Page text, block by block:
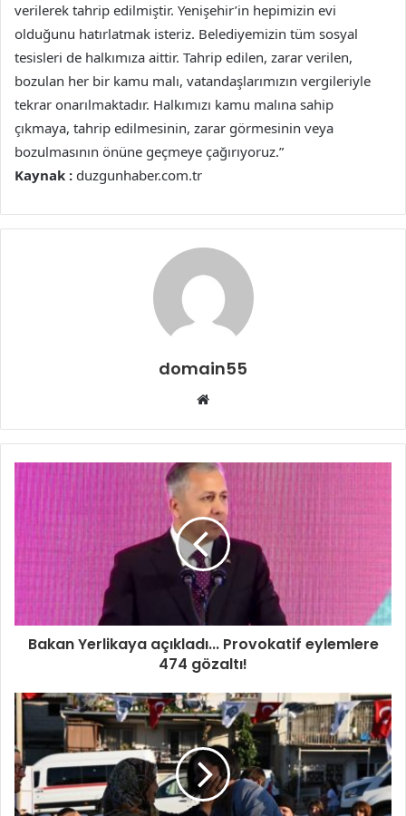
verilerek tahrip edilmiştir. Yenişehir’in hepimizin evi
olduğunu hatırlatmak isteriz. Belediyemizin tüm sosyal
tesisleri de halkımıza aittir. Tahrip edilen, zarar verilen,
bozulan her bir kamu malı, vatandaşlarımızın vergileriyle
tekrar onarılmaktadır. Halkımızı kamu malına sahip
çıkmaya, tahrip edilmesinin, zarar görmesinin veya
bozulmasının önüne geçmeye çağırıyoruz.”
Kaynak : duzgunhaber.com.tr
domain55
Web
Bakan Yerlikaya açıkladı... Provokatif eylemlere
474 gözaltı!